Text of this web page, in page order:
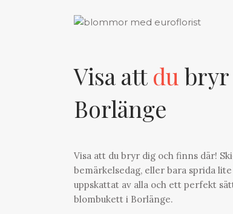
Visa attdubryr
Borlänge
Visa att du bryr dig och finns där!
bemärkelsedag, eller bara sprida
uppskattat av alla och ett perfekt
blombukett i Borlänge.